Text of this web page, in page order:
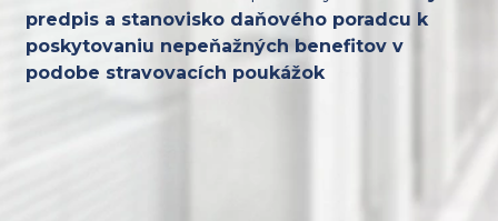
predpis a stanovisko daňového poradcu k
poskytovaniu nepeňažných benefitov v
podobe stravovacích poukážok